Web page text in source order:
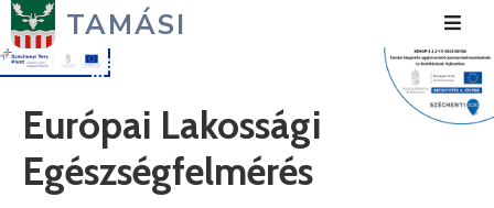
TAMÁSI
Önkormányzat
Európai Lakossági
Egészségfelmérés